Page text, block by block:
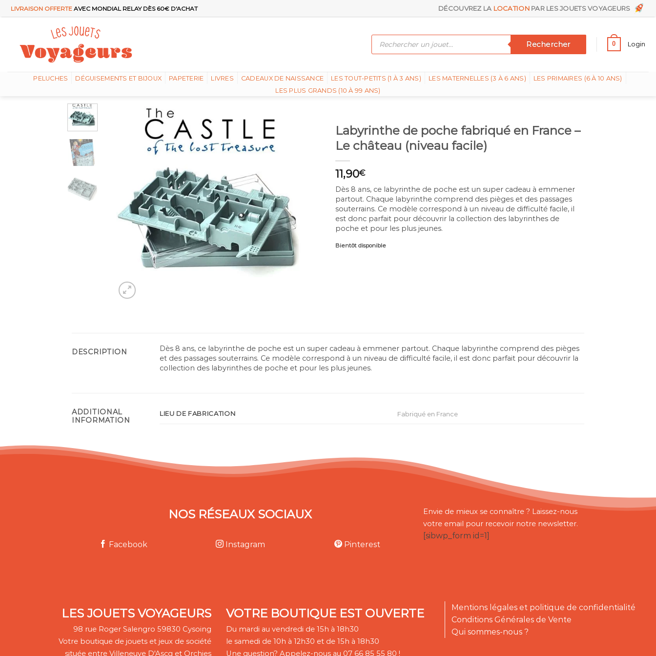
Passer
au
LIVRAISON OFFERTE AVEC MONDIAL RELAY DÈS 60€ D'ACHAT DÉCOUVREZ LA LOCATION PAR LES JOUETS VOYAGEURS
Recherche
Rechercher 0 Login
PELUCHES DÉGUISEMENTS ET BIJOUX PAPETERIE LIVRES CADEAUX DE NAISSANCE LES TOUT-PETITS (1 À 3 ANS) LES MATERNELLES (3 À 6 ANS)
LES PRIMAIRES (6 À 10 ANS)
LES PLUS GRANDS (10 À 99 ANS)
Labyrinthe de poche fabriqué en France –
Le château (niveau facile)
11,90€
Dès 8 ans, ce labyrinthe de poche est un super cadeau à emmener
partout. Chaque labyrinthe comprend des pièges et des passages
souterrains. Ce modèle correspond à un niveau de difficulté facile, il
est donc parfait pour découvrir la collection des labyrinthes de
poche et pour les plus jeunes.
Bientôt disponible
DESCRIPTION
Dès 8 ans, ce labyrinthe de poche est un super cadeau à emmener partout. Chaque labyrinthe comprend des pièges
et des passages souterrains. Ce modèle correspond à un niveau de difficulté facile, il est donc parfait pour découvrir la
collection des labyrinthes de poche et pour les plus jeunes.
ADDITIONAL
INFORMATION
LIEU DE FABRICATION Fabriqué en France
NOS RÉSEAUX SOCIAUX
Facebook Instagram Pinterest
Envie de mieux se connaître ? Laissez-nous
votre email pour recevoir notre newsletter.
[sibwp_form id=1]
LES JOUETS VOYAGEURS
98 rue Roger Salengro 59830 Cysoing
Votre boutique de jouets et jeux de société
située entre Villeneuve D'Ascq et Orchies
VOTRE BOUTIQUE EST OUVERTE
Du mardi au vendredi de 15h à 18h30
le samedi de 10h à 12h30 et de 15h à 18h30
Une question? Appelez-nous au 07 66 85 55 80 !
Mentions légales et politique de confidentialité
Conditions Générales de Vente
Qui sommes-nous ?